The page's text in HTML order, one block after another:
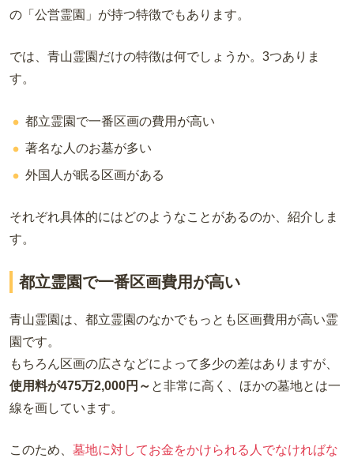
の「公営霊園」が持つ特徴でもあります。
では、青山霊園だけの特徴は何でしょうか。3つありま
す。
都立霊園で一番区画の費用が高い
著名な人のお墓が多い
外国人が眠る区画がある
それぞれ具体的にはどのようなことがあるのか、紹介しま
す。
都立霊園で一番区画費用が高い
青山霊園は、都立霊園のなかでもっとも区画費用が高い霊
園です。
もちろん区画の広さなどによって多少の差はありますが、
使用料が475万2,000円～ と非常に高く、ほかの墓地とは一
線を画しています。
このため、 墓地に対してお金をかけられる人でなければな